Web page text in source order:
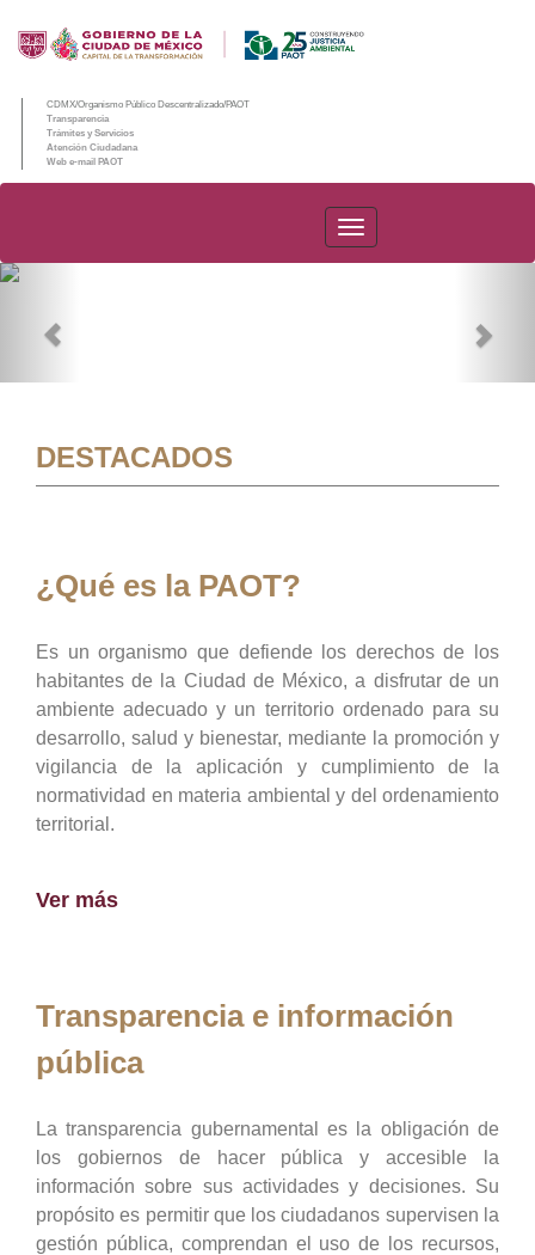
CDMX/Organismo Público Descentralizado/PAOT
Transparencia
Trámites y Servicios
Atención Ciudadana
Web e-mail PAOT
PAOT
DESTACADOS
¿Qué es la PAOT?
Es un organismo que defiende los derechos de los
habitantes de la Ciudad de México, a disfrutar de un
ambiente adecuado y un territorio ordenado para su
desarrollo, salud y bienestar, mediante la promoción y
vigilancia de la aplicación y cumplimiento de la
normatividad en materia ambiental y del ordenamiento
territorial.
Ver más
Transparencia e información
pública
La transparencia gubernamental es la obligación de
los gobiernos de hacer pública y accesible la
información sobre sus actividades y decisiones. Su
propósito es permitir que los ciudadanos supervisen la
gestión pública, comprendan el uso de los recursos,